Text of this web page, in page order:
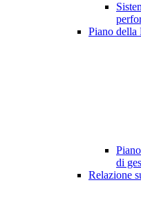
Piano della
di
Relazione